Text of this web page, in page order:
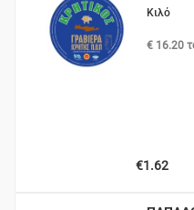
Κιλό
€ 16.20
€1.62